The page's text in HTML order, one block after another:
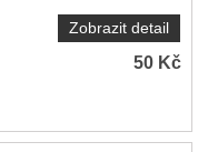
Zobrazit detail
50 Kč